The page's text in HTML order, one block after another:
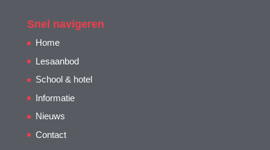
Snel navigeren
Home
Lesaanbod
School & hotel
Informatie
Nieuws
Contact